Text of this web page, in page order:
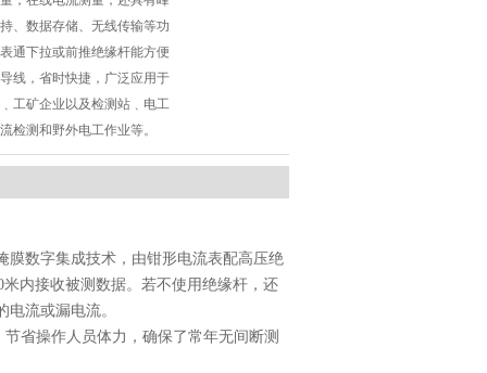
、数据存储、无线传输等功
通下拉或前推绝缘杆能方便
线，省时快捷，广泛应用于
工矿企业以及检测站﹑电工
检测和野外电工作业等。
膜数字集成技术，由钳形电流表配高压绝
米内接收被测数据。若不使用绝缘杆，还
电流或漏电流。
省操作人员体力，确保了常年无间断测